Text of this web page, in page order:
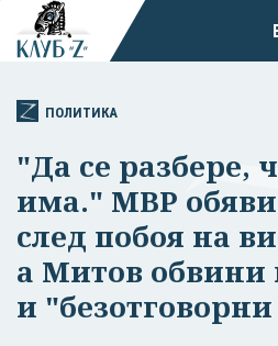
ПОЛИТИКА
"Да се разбере,
има." МВР
след побоя на
а Митов обвини
и